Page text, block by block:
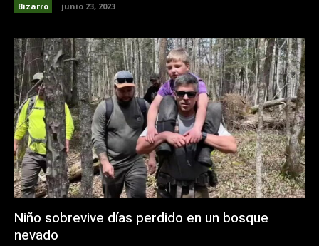
Bizarro junio 23, 2023
Niño sobrevive días perdido en un bosque
nevado